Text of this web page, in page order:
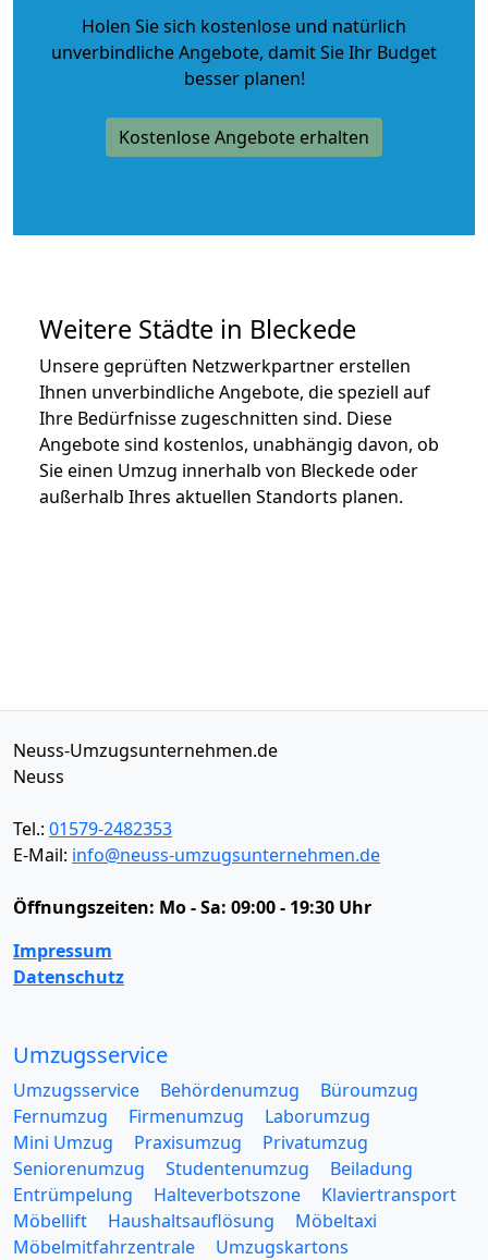
Holen Sie sich kostenlose und natürlich
unverbindliche Angebote, damit Sie Ihr Budget
besser planen!
Kostenlose Angebote erhalten
Weitere Städte in Bleckede
Unsere geprüften Netzwerkpartner erstellen
Ihnen unverbindliche Angebote, die speziell auf
Ihre Bedürfnisse zugeschnitten sind. Diese
Angebote sind kostenlos, unabhängig davon, ob
Sie einen Umzug innerhalb von Bleckede oder
außerhalb Ihres aktuellen Standorts planen.
Neuss-Umzugsunternehmen.de
Neuss
Tel.: 01579-2482353
E-Mail: info@neuss-umzugsunternehmen.de
Öffnungszeiten: Mo - Sa: 09:00 - 19:30 Uhr
Impressum
Datenschutz
Umzugsservice
Umzugsservice Behördenumzug
Büroumzug
Fernumzug
Firmenumzug
Laborumzug
Mini Umzug
Praxisumzug
Privatumzug
Seniorenumzug
Studentenumzug
Beiladung
Entrümpelung
Halteverbotszone
Klaviertransport
Möbellift
Haushaltsauflösung
Möbeltaxi
Möbelmitfahrzentrale
Umzugskartons